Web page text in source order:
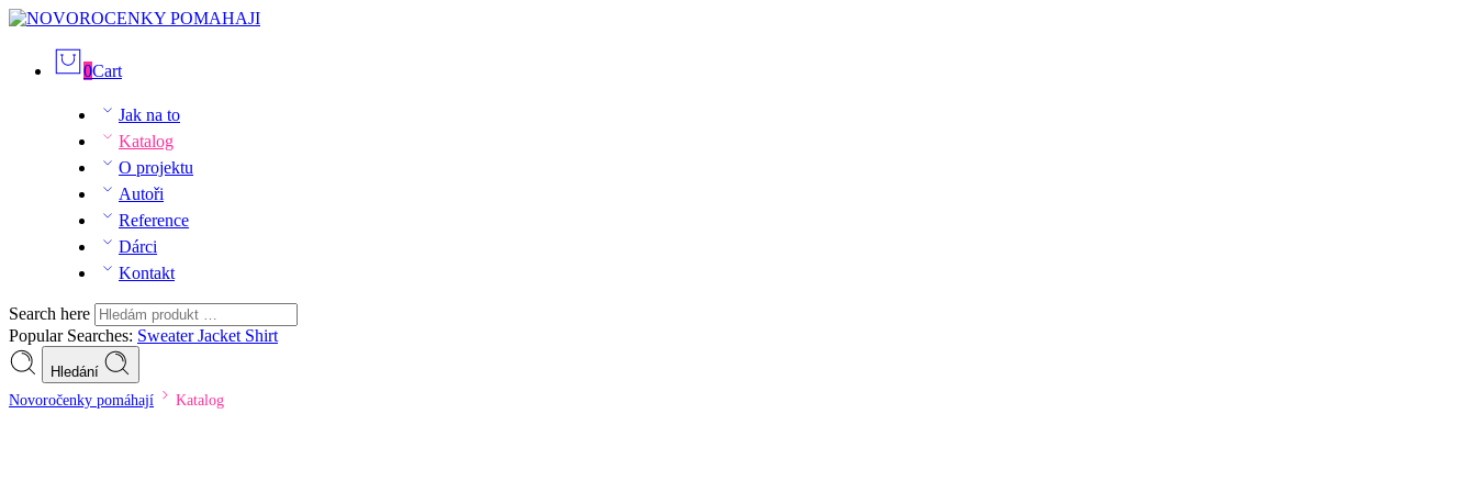
0Cart
Jak na to
Katalog
O projektu
Autoři
Reference
Dárci
Kontakt
Search here
Popular Searches: SweaterJacket Shirt
Hledání
Novoročenky pomáhají Katalog